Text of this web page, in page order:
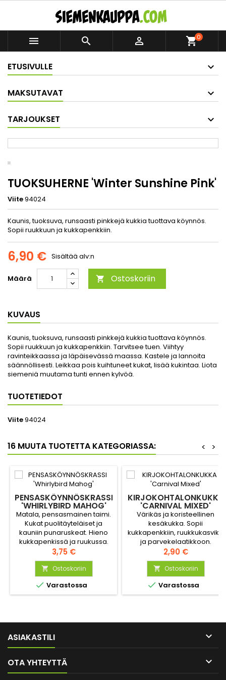
   shopping_cart0
ETUSIVULLE
MAKSUTAVAT
TARJOUKSET
TUOKSUHERNE 'Winter Sunshine Pink'
Viite94024
Kaunis, tuoksuva, runsaasti pinkkejä kukkia tuottava köynnös.
Sopii ruukkuun ja kukkapenkkiin.
6,90 € Sisältää alv:n
Määrä  Ostoskoriin
KUVAUS
Kaunis, tuoksuva, runsaasti pinkkejä kukkia tuottava köynnös.
Sopii ruukkuun ja kukkapenkkiin. Tarvitsee tuen. Viihtyy
ravinteikkaassa ja läpäisevässä maassa. Kastele ja lannoita
säännöllisesti. Leikkaa pois kuihtuneet kukat, lisää kukintaa. Liota
siemeniä muutama tunti ennen kylvöä.
TUOTETIEDOT
Viite94024
16 MUUTA TUOTETTA KATEGORIASSA: >
<
PENSASKÖYNNÖSKRASSI
'WHIRLYBIRD MAHOG'
Matala, pensasmainen taimi.
Kukat puolitäyteläiset ja
kauniin punaruskeat. Hieno
kukkapenkissä ja ruukussa.
Hinta
3,75 €
 Ostoskoriin
 Varastossa
KIRJOKOHTALONKUKKA
'CARNIVAL MIXED'
Värikäs ja koristeellinen
kesäkukka. Sopii
kukkapenkkiin, ruukkukasviksi
ja parvekelaatikkoon.
Sekoitus sisältää useita
keltaisen, oranssin, punaisen
ja roosan sävyjä.
Hinta
2,90 €
 Ostoskoriin
 Varastossa
ASIAKASTILI 
OTA YHTEYTTÄ 